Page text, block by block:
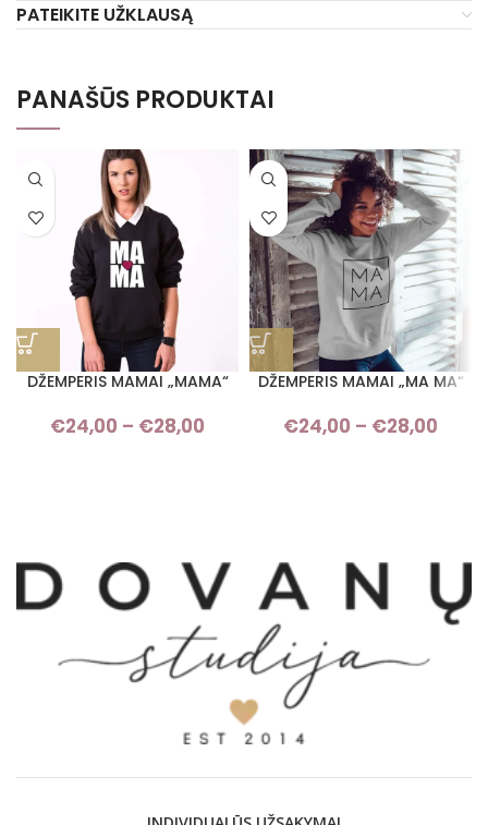
PATEIKITE UŽKLAUSĄ
PANAŠŪS PRODUKTAI
DŽEMPERIS MAMAI „MAMA“
€24,00 – €28,00
Price range: €24,00 through
DŽEMPERIS MAMAI „MA MA“
€24,00 – €28,00